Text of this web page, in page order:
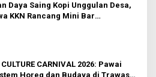
Daya Saing Kopi Unggulan Desa,
KKN Rancang Mini Bar
CARNIVAL 2026: Pawai
Horeg dan Budaya di Trawas